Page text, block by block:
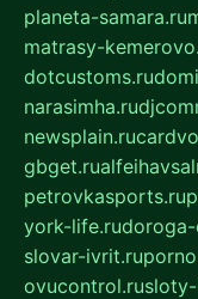
planeta-samara.ru
matrasy-
dotcustoms.ru
narasimha.ru
newsplain.ru
gbget.ru
petrovkasports.ru
york-life.ru
slovar-ivrit.ru
ovucontrol.ru